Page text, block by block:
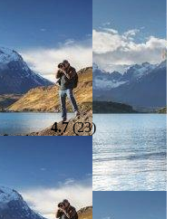
4.7(23)